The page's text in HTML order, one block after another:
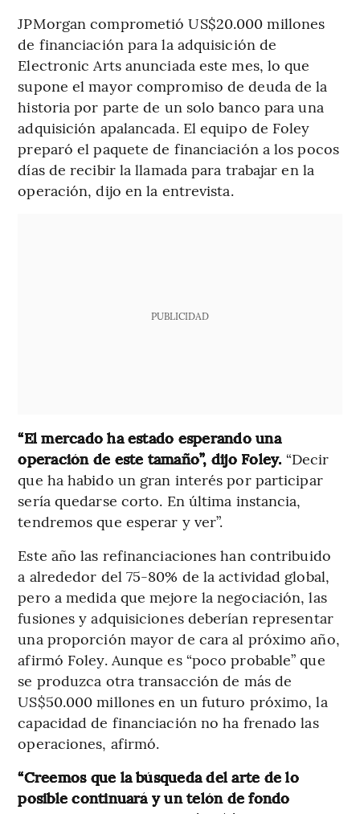
JPMorgan comprometió US$20.000 millones
de financiación para la adquisición de
Electronic Arts anunciada este mes, lo que
supone el mayor compromiso de deuda de la
historia por parte de un solo banco para una
adquisición apalancada. El equipo de Foley
preparó el paquete de financiación a los pocos
días de recibir la llamada para trabajar en la
operación, dijo en la entrevista.
PUBLICIDAD
“El mercado ha estado esperando una
operación de este tamaño”, dijo Foley. “Decir
que ha habido un gran interés por participar
sería quedarse corto. En última instancia,
tendremos que esperar y ver”.
Este año las refinanciaciones han contribuido
a alrededor del 75-80% de la actividad global,
pero a medida que mejore la negociación, las
fusiones y adquisiciones deberían representar
una proporción mayor de cara al próximo año,
afirmó Foley. Aunque es “poco probable” que
se produzca otra transacción de más de
US$50.000 millones en un futuro próximo, la
capacidad de financiación no ha frenado las
operaciones, afirmó.
“Creemos que la búsqueda del arte de lo
posible continuará y un telón de fondo